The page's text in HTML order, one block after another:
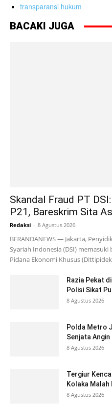
transparansi hukum
BACAKI JUGA
Skandal Fraud PT
P21, Bareskrim Sita
Redaksi - 8 Agustus 2026
BERANDANEWS — Jakarta,
Syariah Indonesia (DSI)
Pidana Ekonomi Khusus
Razia Pekat
Polisi Sikat
8 Agustus 2026
Polda Metro
Senjata Angin
8 Agustus 2026
Tergiur
Kolaka
8 Agustus 2026